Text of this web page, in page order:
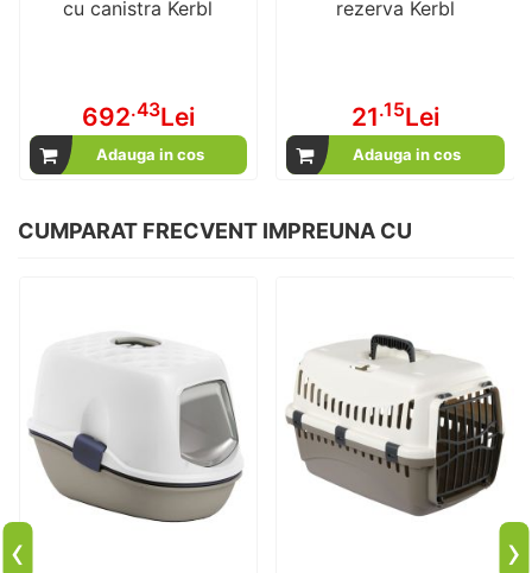
cu canistra Kerbl
692.43Lei
Adauga in cos
rezerva Kerbl
21.15Lei
Adauga in cos
CUMPARAT FRECVENT IMPREUNA CU
‹ ›